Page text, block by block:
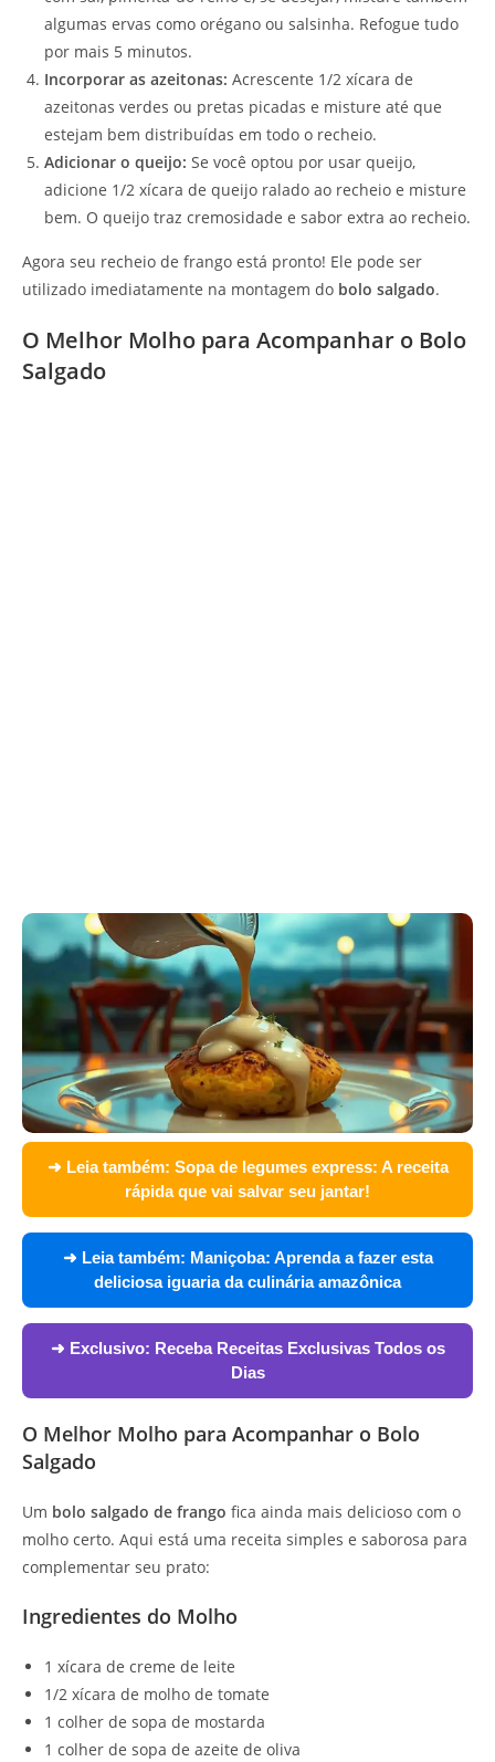
algumas ervas como orégano ou salsinha. Refogue tudo
por mais 5 minutos.
Incorporar as azeitonas: Acrescente 1/2 xícara de
azeitonas verdes ou pretas picadas e misture até que
estejam bem distribuídas em todo o recheio.
Adicionar o queijo: Se você optou por usar queijo,
adicione 1/2 xícara de queijo ralado ao recheio e misture
bem. O queijo traz cremosidade e sabor extra ao recheio.
Agora seu recheio de frango está pronto! Ele pode ser
utilizado imediatamente na montagem do bolo salgado.
O Melhor Molho para Acompanhar o Bolo
Salgado
➜ Leia também: Sopa de legumes express: A receita
rápida que vai salvar seu jantar!
➜ Leia também: Maniçoba: Aprenda a fazer esta
deliciosa iguaria da culinária amazônica
➜ Exclusivo: Receba Receitas Exclusivas Todos os
Dias
O Melhor Molho para Acompanhar o Bolo
Salgado
Um bolo salgado de frango fica ainda mais delicioso com o
molho certo. Aqui está uma receita simples e saborosa para
complementar seu prato:
Ingredientes do Molho
1 xícara de creme de leite
1/2 xícara de molho de tomate
1 colher de sopa de mostarda
1 colher de sopa de azeite de oliva